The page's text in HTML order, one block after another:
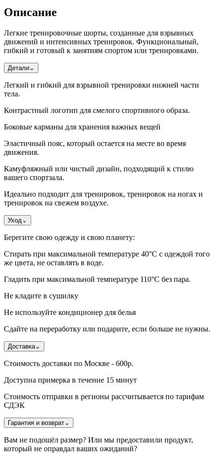
Описание
Легкие тренировочные шорты, созданные для взрывных
движений и интенсивных тренировок. Функциональный,
гибкий и готовый к занятиям спортом или тренировками.
Детали⌄
Легкий и гибкий для взрывной тренировки нижней части
тела.
Контрастный логотип для смелого спортивного образа.
Боковые карманы для хранения важных вещей
Эластичный пояс, который остается на месте во время
движения.
Камуфляжный или чистый дизайн, подходящий к стилю
вашего спортзала.
Идеально подходит для тренировок, тренировок на ногах и
тренировок на свежем воздухе.
Уход ⌄
Берегите свою одежду и свою планету:
Стирать при максимальной температуре 40°C с одеждой того
же цвета, не оставлять в воде.
Гладить при максимальной температуре 110°С без пара.
Не кладите в сушилку
Не используйте кондиционер для белья
Сдайте на переработку или подарите, если больше не нужны.
Доставка⌄
Стоимость доставки по Москве - 600р.
Доступна примерка в течение 15 минут
Стоимость отправки в регионы рассчитывается по тарифам
СДЭК
Гарантия и возврат⌄
Вам не подошёл размер? Или мы предоставили продукт,
который не оправдал ваших ожиданий?